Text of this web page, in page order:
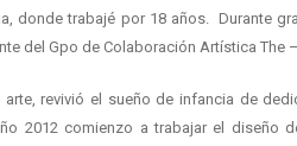
donde trabajé por 18 años. Durante
del Gpo de Colaboración Artística The
revivió el sueño de infancia de
2012 comienzo a trabajar el diseño